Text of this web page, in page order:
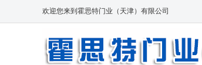
欢迎您来到霍思特门业（天津）有限公司